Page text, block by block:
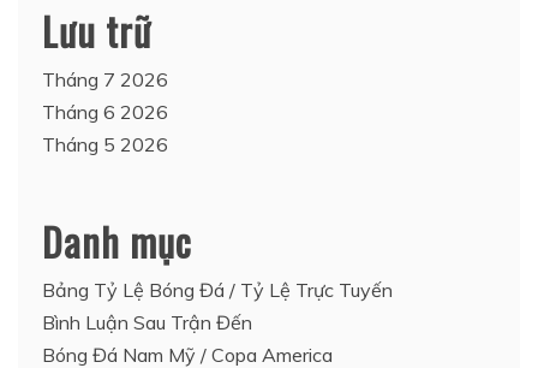
Lưu trữ
Tháng 7 2026
Tháng 6 2026
Tháng 5 2026
Danh mục
Bảng Tỷ Lệ Bóng Đá / Tỷ Lệ Trực Tuyến
Bình Luận Sau Trận Đến
Bóng Đá Nam Mỹ / Copa America